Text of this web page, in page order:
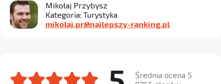
Mikołaj Przybysz
Kategoria: Turystyka
mikolaj.pr@najlepszy-ranking.pl
Średnia ocena 5